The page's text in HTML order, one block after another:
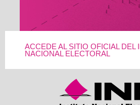
ACCEDE AL SITIO OFICIAL DEL
NACIONAL ELECTORAL